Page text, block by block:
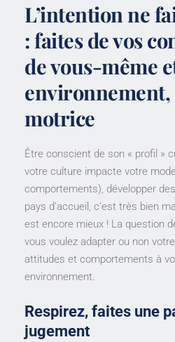
L’intention ne
: faites de vos
de vous-même
environnement,
motrice
Être conscient de son « profil »
votre culture impacte votre
comportements), développer
pays d’accueil, c’est très bien
est encore mieux ! La question
vous voulez adapter ou non
attitudes et comportements à
environnement.
Respirez, faites une
jugement